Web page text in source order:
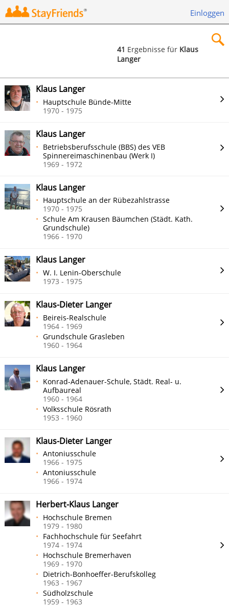
Einloggen
Suchen
41 Ergebnisse für Klaus
Langer
Klaus Langer
Hauptschule Bünde-Mitte
1970 - 1975
Klaus Langer
Betriebsberufsschule (BBS) des VEB
Spinnereimaschinenbau (Werk I)
1969 - 1972
Klaus Langer
Hauptschule an der Rübezahlstrasse
1970 - 1975
Schule Am Krausen Bäumchen (Städt. Kath.
Grundschule)
1966 - 1970
Klaus Langer
W. I. Lenin-Oberschule
1973 - 1975
Klaus-Dieter Langer
Beireis-Realschule
1964 - 1969
Grundschule Grasleben
1960 - 1964
Klaus Langer
Konrad-Adenauer-Schule, Städt. Real- u.
Aufbaureal
1960 - 1964
Volksschule Rösrath
1953 - 1960
Klaus-Dieter Langer
Antoniusschule
1966 - 1975
Antoniusschule
1966 - 1974
Herbert-Klaus Langer
Hochschule Bremen
1979 - 1980
Fachhochschule für Seefahrt
1974 - 1974
Hochschule Bremerhaven
1969 - 1970
Dietrich-Bonhoeffer-Berufskolleg
1963 - 1967
Südholzschule
1959 - 1963